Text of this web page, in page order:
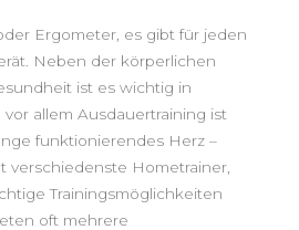
Ergometer, es gibt für jeden
Neben der körperlichen
ist es wichtig in
allem Ausdauertraining ist
funktionierendes Herz –
verschiedenste Hometrainer,
Trainingsmöglichkeiten
oft mehrere